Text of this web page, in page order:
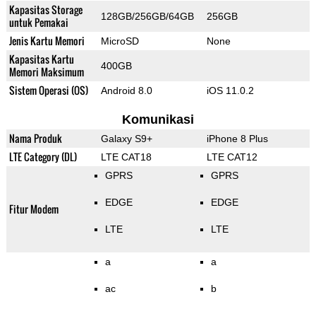
Kapasitas Storage
untuk Pemakai
128GB/256GB/64GB 256GB
Jenis Kartu Memori MicroSD None
Kapasitas Kartu
Memori Maksimum
400GB
Sistem Operasi (OS) Android 8.0 iOS 11.0.2
Komunikasi
Nama Produk Galaxy S9+ iPhone 8 Plus
LTE Category (DL) LTE CAT18 LTE CAT12
Fitur Modem
GPRS
EDGE
LTE
GPRS
EDGE
LTE
a
ac
a
b